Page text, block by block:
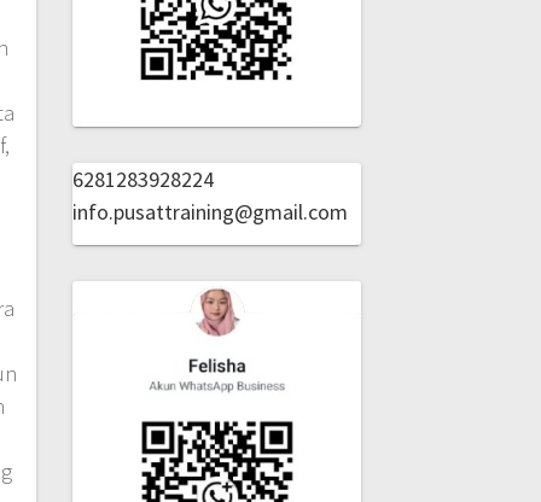
6281283928224
info.pusattraining@gmail.com